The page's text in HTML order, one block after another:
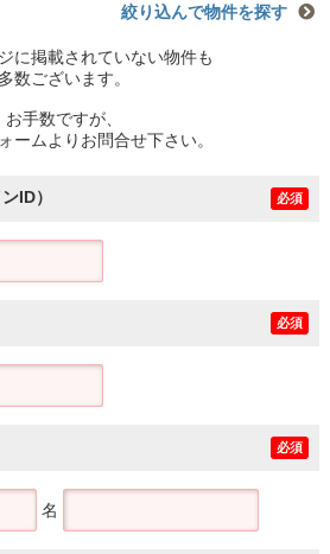
絞り込んで物件を探す
に掲載されていない物件も
多数ございます。
お手数ですが、
ームよりお問合せ下さい。
ID） 必須
必須
必須
名